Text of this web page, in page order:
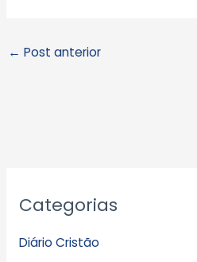
← Post anterior
Categorias
Diário Cristão
r